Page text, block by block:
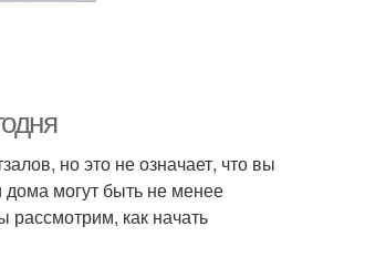
но это не означает, что вы
дома могут быть не менее
как начать